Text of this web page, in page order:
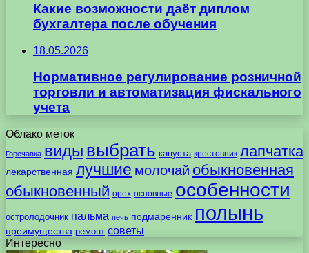
Какие возможности даёт диплом
бухгалтера после обучения
18.05.2026
Нормативное регулирование розничной
торговли и автоматизация фискального
учета
Облако меток
Горечавка виды выбрать капуста крестовник лапчатка
лекарственная лучшие молочай обыкновенная
обыкновенный орех основные особенности
остролодочник пальма печь подмаренник полынь
преимущества ремонт советы
Интересно